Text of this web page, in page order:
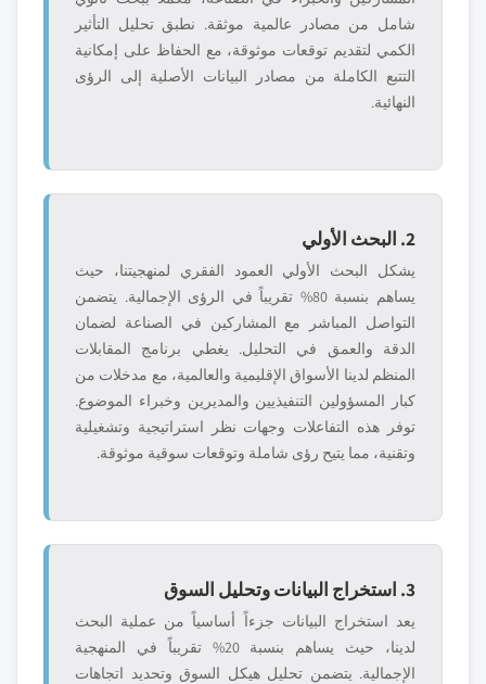
شامل من مصادر عالمية موثقة. نطبق تحليل التأثير
الكمي لتقديم توقعات موثوقة، مع الحفاظ على إمكانية
التتبع الكاملة من مصادر البيانات الأصلية إلى الرؤى
النهائية.
2. البحث الأولي
يشكل البحث الأولي العمود الفقري لمنهجيتنا، حيث
يساهم بنسبة 80% تقريباً في الرؤى الإجمالية. يتضمن
التواصل المباشر مع المشاركين في الصناعة لضمان
الدقة والعمق في التحليل. يغطي برنامج المقابلات
المنظم لدينا الأسواق الإقليمية والعالمية، مع مدخلات من
كبار المسؤولين التنفيذيين والمديرين وخبراء الموضوع.
توفر هذه التفاعلات وجهات نظر استراتيجية وتشغيلية
وتقنية، مما يتيح رؤى شاملة وتوقعات سوقية موثوقة.
3. استخراج البيانات وتحليل السوق
يعد استخراج البيانات جزءاً أساسياً من عملية البحث
لدينا، حيث يساهم بنسبة 20% تقريباً في المنهجية
الإجمالية. يتضمن تحليل هيكل السوق وتحديد اتجاهات